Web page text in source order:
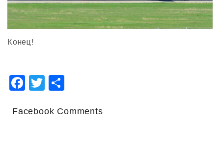
Конец!
F
c
T
tt п
Facebook Comments